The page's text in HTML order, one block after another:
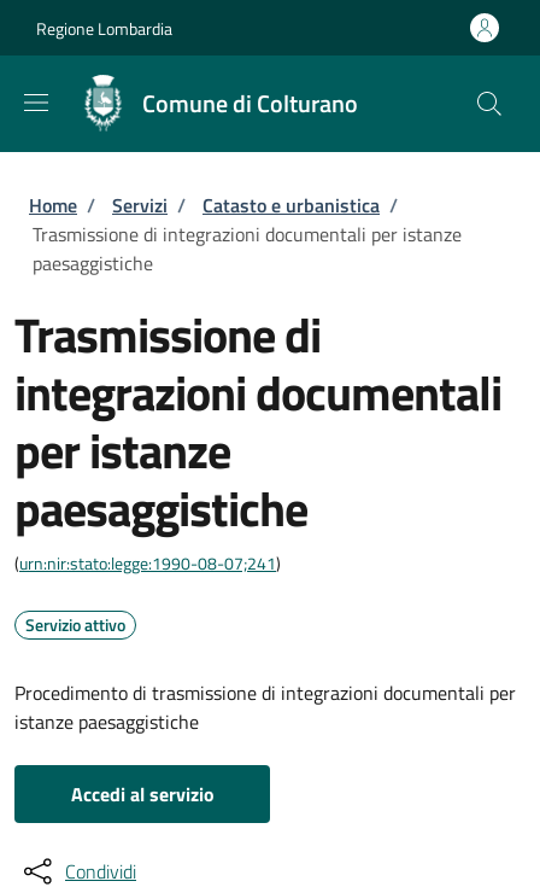
Regione Lombardia
Comune di Colturano
Briciole di pane
Home / Servizi / Catasto e urbanistica /
Trasmissione di integrazioni documentali per istanze
paesaggistiche
Trasmissione di
integrazioni documentali
per istanze
paesaggistiche
(urn:nir:stato:legge:1990-08-07;241)
Servizio attivo
Procedimento di trasmissione di integrazioni documentali per
istanze paesaggistiche
Accedi al servizio
Condividi